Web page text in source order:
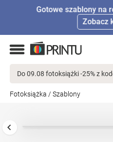
Gotowe szablony na
Zobacz
Do 09.08 fotoksiążki -25% z
Fotoksiążka / Szablony